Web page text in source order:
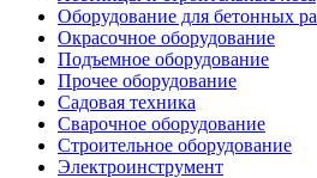
Оборудование для бетонных
Окрасочное оборудование
Подъемное оборудование
Прочее оборудование
Садовая техника
Сварочное оборудование
Строительное оборудование
Электроинструмент